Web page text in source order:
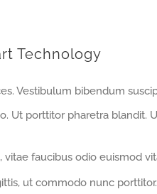
Technology
Vestibulum bibendum
Ut porttitor pharetra blandit.
faucibus odio euismod
ut commodo nunc porttitor.